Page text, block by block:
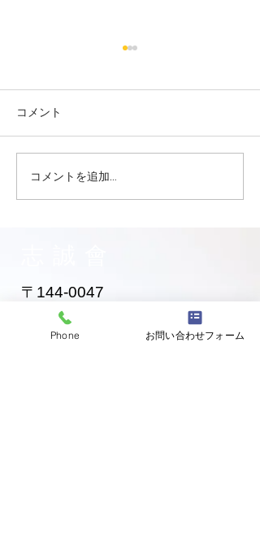
大田区 萩中 志誠會 空手
お兄ちゃん入門！
コメント
コメントを追加…
〒144-0047
東京都大田区萩中二丁目1-20
​※gym &studioＳＫＴ内
Phone お問い合わせフォーム